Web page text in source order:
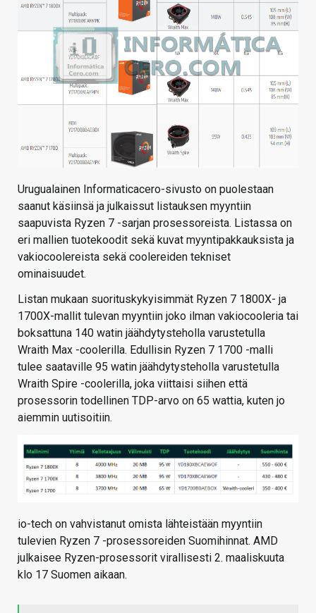
Urugualainen Informaticacero-sivusto on puolestaan
saanut käsiinsä ja julkaissut listauksen myyntiin
saapuvista Ryzen 7 -sarjan prosessoreista. Listassa on
eri mallien tuotekoodit sekä kuvat myyntipakkauksista ja
vakiocoolereista sekä coolereiden tekniset
ominaisuudet.
Listan mukaan suorituskykyisimmät Ryzen 7 1800X- ja
1700X-mallit tulevan myyntiin joko ilman vakiocooleria tai
boksattuna 140 watin jäähdytysteholla varustetulla
Wraith Max -coolerilla. Edullisin Ryzen 7 1700 -malli
tulee saataville 95 watin jäähdytysteholla varustetulla
Wraith Spire -coolerilla, joka viittaisi siihen että
prosessorin todellinen TDP-arvo on 65 wattia, kuten jo
aiemmin uutisoitiin.
io-tech on vahvistanut omista lähteistään myyntiin
tulevien Ryzen 7 -prosessoreiden Suomihinnat. AMD
julkaisee Ryzen-prosessorit virallisesti 2. maaliskuuta
klo 17 Suomen aikaan.